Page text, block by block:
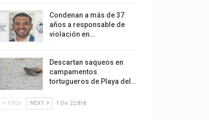
Condenan a más de 37
años a responsable de
violación en…
Descartan saqueos en
campamentos
tortugueros de Playa del…
PREV NEXT 1 De 22,818